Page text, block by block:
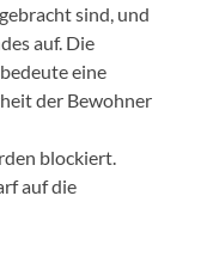
sind, und
auf. Die
eine
der Bewohner
blockiert.
auf die